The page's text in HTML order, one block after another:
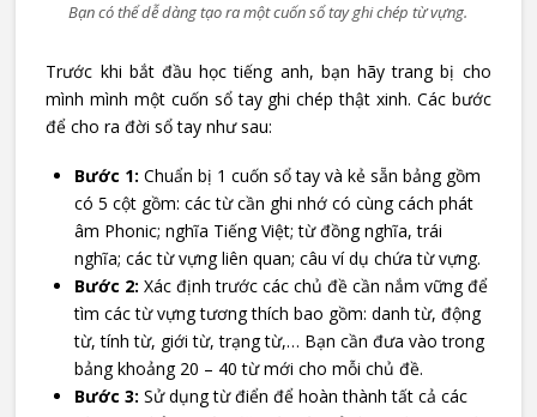
Bạn có thể dễ dàng tạo ra một cuốn sổ tay ghi chép từ vựng.
Trước khi bắt đầu học tiếng anh, bạn hãy trang bị cho
mình mình một cuốn sổ tay ghi chép thật xinh. Các bước
để cho ra đời sổ tay như sau:
Bước 1: Chuẩn bị 1 cuốn sổ tay và kẻ sẵn bảng gồm
có 5 cột gồm: các từ cần ghi nhớ có cùng cách phát
âm Phonic; nghĩa Tiếng Việt; từ đồng nghĩa, trái
nghĩa; các từ vựng liên quan; câu ví dụ chứa từ vựng.
Bước 2: Xác định trước các chủ đề cần nắm vững để
tìm các từ vựng tương thích bao gồm: danh từ, động
từ, tính từ, giới từ, trạng từ,… Bạn cần đưa vào trong
bảng khoảng 20 – 40 từ mới cho mỗi chủ đề.
Bước 3: Sử dụng từ điển để hoàn thành tất cả các